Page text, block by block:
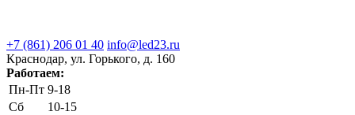
+7 (861) 206 01 40 info@led23.ru
Краснодар, ул. Горького, д. 160
Работаем:
Пн-Пт 9-18
Сб
10-15